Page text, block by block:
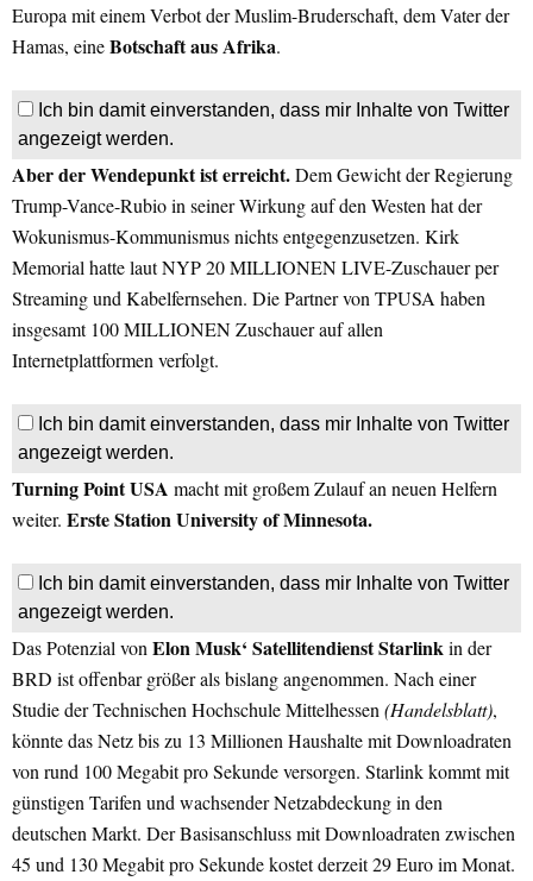
Europa mit einem Verbot der Muslim-Bruderschaft, dem Vater der
Hamas, eineBotschaft aus Afrika.
Ich bin damit einverstanden, dass mir Inhalte von Twitter
angezeigt werden.
Aber der Wendepunkt ist erreicht.Dem Gewicht der Regierung
Trump-Vance-Rubio in seiner Wirkung auf den Westen hat der
Wokunismus-Kommunismus nichts entgegenzusetzen. Kirk
Memorial hatte laut NYP 20 MILLIONEN LIVE-Zuschauer per
Streaming und Kabelfernsehen. Die Partner von TPUSA haben
insgesamt 100 MILLIONEN Zuschauer auf allen
Internetplattformen verfolgt.
Ich bin damit einverstanden, dass mir Inhalte von Twitter
angezeigt werden.
Turning Point USA macht mit großem Zulauf an neuen Helfern
weiter. Erste Station University of Minnesota.
Ich bin damit einverstanden, dass mir Inhalte von Twitter
angezeigt werden.
Das Potenzial vonElon Musk‘ Satellitendienst Starlinkin der
BRD ist offenbar größer als bislang angenommen. Nach einer
Studie der Technischen Hochschule Mittelhessen(Handelsblatt),
könnte das Netz bis zu 13 Millionen Haushalte mit Downloadraten
von rund 100 Megabit pro Sekunde versorgen. Starlink kommt mit
günstigen Tarifen und wachsender Netzabdeckung in den
deutschen Markt. Der Basisanschluss mit Downloadraten zwischen
45 und 130 Megabit pro Sekunde kostet derzeit 29 Euro im Monat.